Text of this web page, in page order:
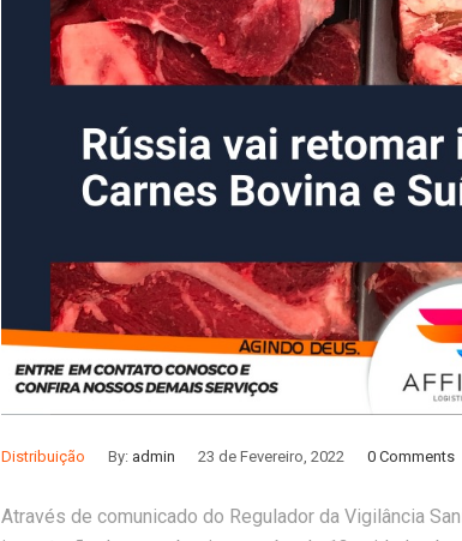
Distribuição By: admin 23 de Fevereiro, 2022 0 Comments
Através de comunicado do Regulador da Vigilância